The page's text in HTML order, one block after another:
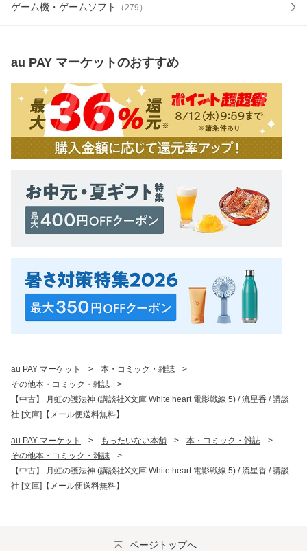
ゲーム機・ゲームソフト （279 ）
au PAY マーケットのおすすめ
au PAY マーケット > 本・コミック・雑誌
>
その他本・コミック・雑誌
>
【中古】 月虹の護法神 (講談社X文庫 White heart 電影戦線 5) / 流星香 / 講談
社 [文庫]【メール便送料無料】
au PAY マーケット > もったいない本舗 > 本・コミック・雑誌
>
その他本・コミック・雑誌
>
【中古】 月虹の護法神 (講談社X文庫 White heart 電影戦線 5) / 流星香 / 講談
社 [文庫]【メール便送料無料】
ページトップへ